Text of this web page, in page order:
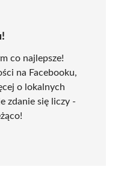
co najlepsze!
na Facebooku,
o lokalnych
zdanie się liczy -